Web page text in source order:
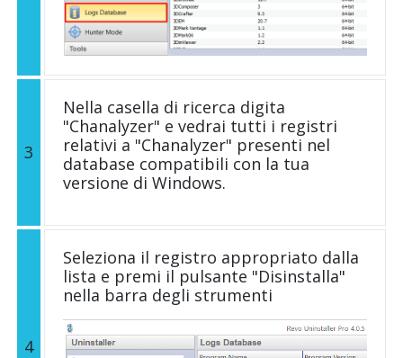
3
Nella casella di ricerca digita
"Chanalyzer" e vedrai tutti i registri
relativi a "Chanalyzer" presenti nel
database compatibili con la tua
versione di Windows.
4
Seleziona il registro appropriato dalla
lista e premi il pulsante "Disinstalla"
nella barra degli strumenti